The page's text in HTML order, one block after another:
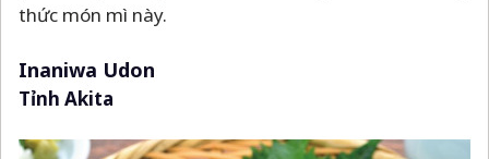
thức món mì này.
Inaniwa Udon
Tỉnh Akita